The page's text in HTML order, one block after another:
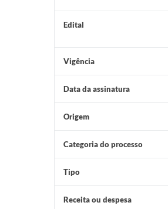
Edital
Vigência
Data da assinatura
Origem
Categoria do processo
Tipo
Receita ou despesa